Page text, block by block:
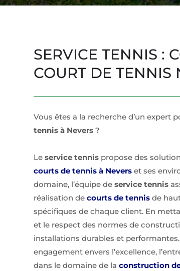
SERVICE TENNIS :
COURT DE TENNIS
Vous êtes a la recherche d’un expert
tennis à Nevers ?
Leservice tennis propose des
courts de tennis à Nevers et ses
domaine, l’équipe deservice tennis
réalisation decourts de tennis de
spécifiques de chaque client. En
et le respect des normes de
installations durables et
engagement envers l’excellence,
dans le domaine de laconstruction